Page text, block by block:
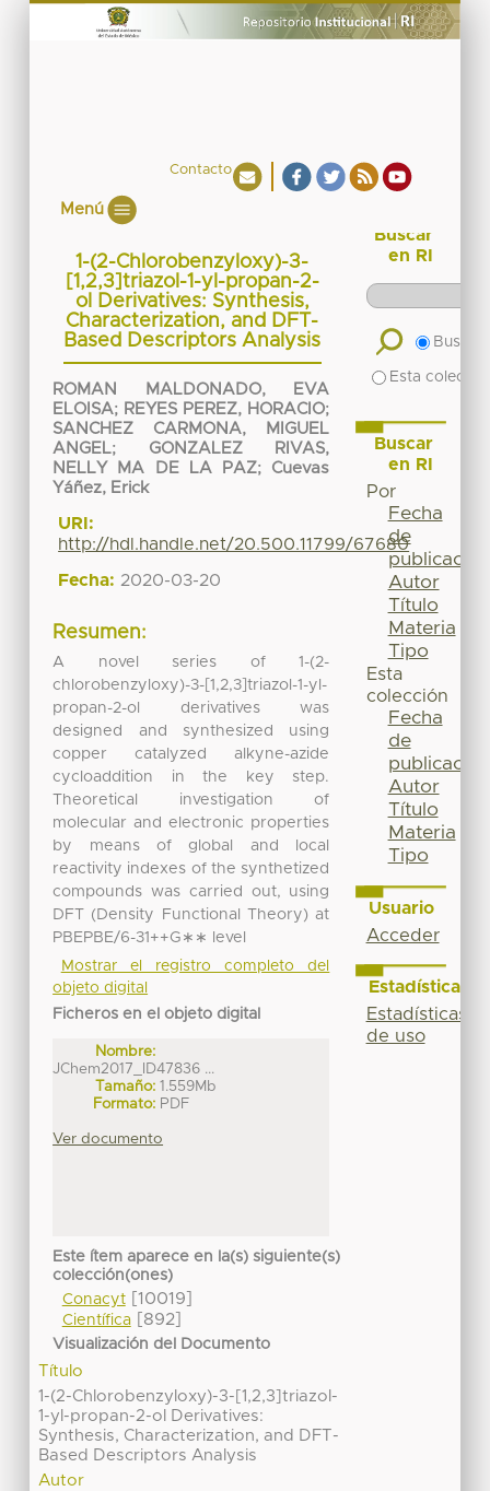
Contacto
Menú
1-(2-Chlorobenzyloxy)-3-
[1,2,3]triazol-1-yl-propan-2-
ol Derivatives: Synthesis,
Characterization, and DFT-
Based Descriptors Analysis
ROMAN MALDONADO, EVA
ELOISA; REYES PEREZ, HORACIO;
SANCHEZ CARMONA, MIGUEL
ANGEL; GONZALEZ RIVAS,
NELLY MA DE LA PAZ; Cuevas
Yáñez, Erick
URI:
http://hdl.handle.net/20.500.11799/67680
Fecha: 2020-03-20
Resumen:
A novel series of 1-(2-
chlorobenzyloxy)-3-[1,2,3]triazol-1-yl-
propan-2-ol derivatives was
designed and synthesized using
copper catalyzed alkyne-azide
cycloaddition in the key step.
Theoretical investigation of
molecular and electronic properties
by means of global and local
reactivity indexes of the synthetized
compounds was carried out, using
DFT (Density Functional Theory) at
PBEPBE/6-31++G∗∗ level
Mostrar el registro completo del
objeto digital
Ficheros en el objeto digital
Nombre:
JChem2017_ID47836 ...
Tamaño: 1.559Mb
Formato: PDF
Ver documento
Este ítem aparece en la(s) siguiente(s)
colección(ones)
Conacyt[10019]
Científica[892]
Visualización del Documento
Título
1-(2-Chlorobenzyloxy)-3-[1,2,3]triazol-
1-yl-propan-2-ol Derivatives:
Synthesis, Characterization, and DFT-
Based Descriptors Analysis
Autor
Buscar
en RI
Buscar
Esta
Buscar
en RI
Por
Fecha
de
publicación
Autor
Título
Materia
Tipo
Esta
colección
Fecha
de
publicación
Autor
Título
Materia
Tipo
Usuario
Acceder
Estadísticas
Estadísticas
de uso